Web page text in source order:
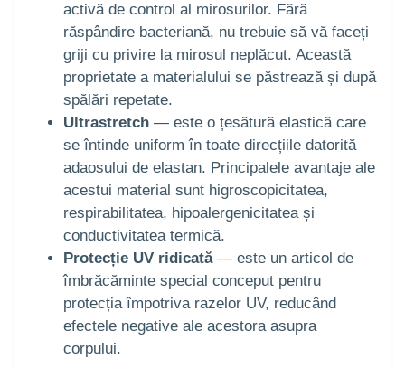
activă de control al mirosurilor. Fără
răspândire bacteriană, nu trebuie să vă faceți
griji cu privire la mirosul neplăcut. Această
proprietate a materialului se păstrează și după
spălări repetate.
Ultrastretch — este o țesătură elastică care
se întinde uniform în toate direcțiile datorită
adaosului de elastan. Principalele avantaje ale
acestui material sunt higroscopicitatea,
respirabilitatea, hipoalergenicitatea și
conductivitatea termică.
Protecție UV ridicată— este un articol de
îmbrăcăminte special conceput pentru
protecția împotriva razelor UV, reducând
efectele negative ale acestora asupra
corpului.